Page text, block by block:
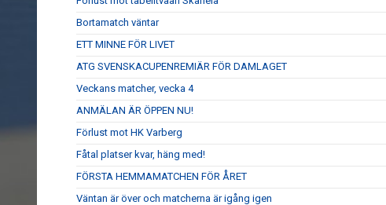
Bortamatch väntar
ETT MINNE FÖR LIVET
ATG SVENSKACUPENREMIÄR FÖR DAMLAGET
Veckans matcher, vecka 4
ANMÄLAN ÄR ÖPPEN NU!
Förlust mot HK Varberg
Fåtal platser kvar, häng med!
FÖRSTA HEMMAMATCHEN FÖR ÅRET
Väntan är över och matcherna är igång igen